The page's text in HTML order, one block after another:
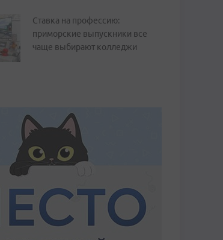
Ставка на профессию:
приморские выпускники все
чаще выбирают колледжи